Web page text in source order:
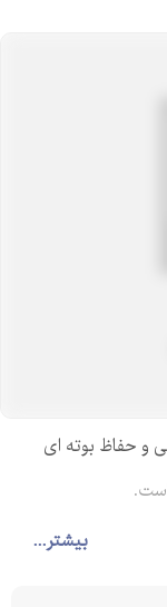
بیشتر...
و حفاظ بوته ای